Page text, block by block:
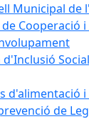
Municipal de
de Cooperació
d'Inclusió Social
d'alimentació
de